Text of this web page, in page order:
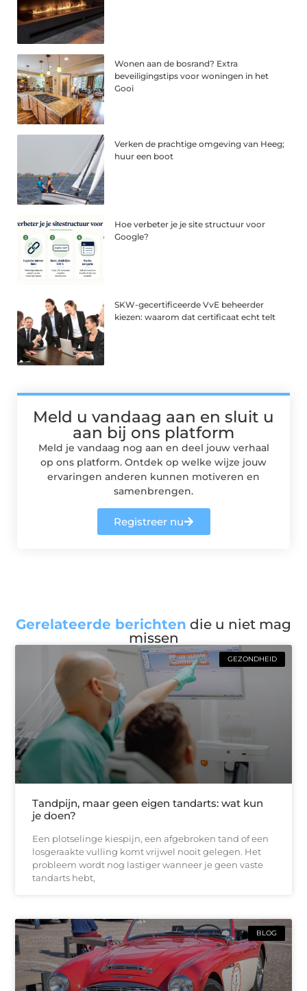
Wonen aan de bosrand? Extra
beveiligingstips voor woningen in het
Gooi
Verken de prachtige omgeving van Heeg;
huur een boot
Hoe verbeter je je site structuur voor
Google?
SKW-gecertificeerde VvE beheerder
kiezen: waarom dat certificaat echt telt
Meld u vandaag aan en sluit u
aan bij ons platform
Meld je vandaag nog aan en deel jouw verhaal
op ons platform. Ontdek op welke wijze jouw
ervaringen anderen kunnen motiveren en
samenbrengen.
Registreer nu
Gerelateerde berichten die u niet mag
missen
GEZONDHEID
Tandpijn, maar geen eigen tandarts: wat kun
je doen?
Een plotselinge kiespijn, een afgebroken tand of een
losgeraakte vulling komt vrijwel nooit gelegen. Het
probleem wordt nog lastiger wanneer je geen vaste
tandarts hebt,
BLOG